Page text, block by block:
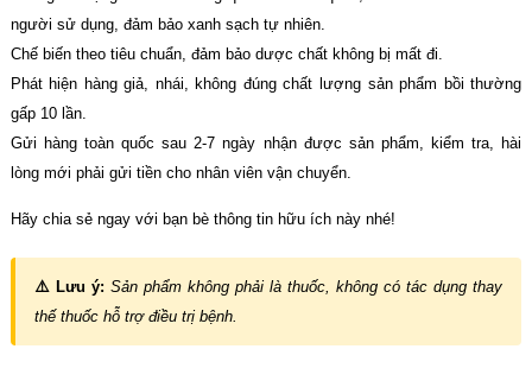
người sử dụng, đảm bảo xanh sạch tự nhiên.
Chế biến theo tiêu chuẩn, đảm bảo dược chất không bị mất đi.
Phát hiện hàng giả, nhái, không đúng chất lượng sản phẩm bồi thường
gấp 10 lần.
Gửi hàng toàn quốc sau 2-7 ngày nhận được sản phẩm, kiểm tra, hài
lòng mới phải gửi tiền cho nhân viên vận chuyển.
Hãy chia sẻ ngay với bạn bè thông tin hữu ích này nhé!
⚠️ Lưu ý: Sản phẩm không phải là thuốc, không có tác dụng thay
thế thuốc hỗ trợ điều trị bệnh.